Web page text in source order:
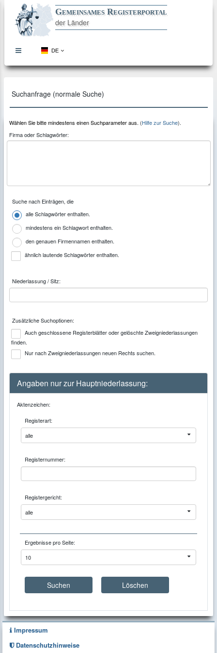
Gemeinsames Registerportal
der Länder
button
DE
Direkt
Direkt
Direkt
Direkt
Suchanfrage (normale Suche)
Wählen Sie bitte mindestens einen Suchparameter aus. (Hilfe zur Suche).
Firma oder Schlagwörter:
Suche nach Einträgen, die
alle Schlagwörter enthalten.
mindestens ein Schlagwort enthalten.
den genauen Firmennamen enthalten.
ähnlich lautende Schlagwörter enthalten.
Niederlassung / Sitz:
Zusätzliche Suchoptionen:
Auch geschlossene Registerblätter oder gelöschte Zweigniederlassungen
finden.
Nur nach Zweigniederlassungen neuen Rechts suchen.
Angaben nur zur Hauptniederlassung:
Aktenzeichen:
Registerart:
alle
Registernummer:
Registergericht:
alle
Ergebnisse pro Seite:
10
Suchen Löschen
Übersicht
Impressum
Datenschutzhinweise